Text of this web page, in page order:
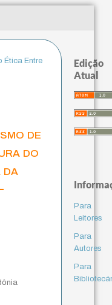
Ética Entre
de
do
da
Edição
Atual
Para
Leitores
Para
Autores
Para